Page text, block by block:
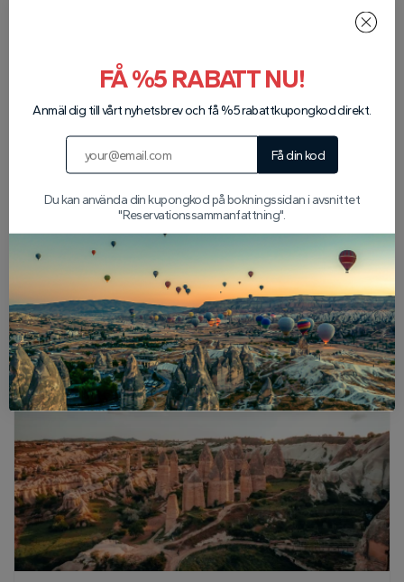
Populära artiklar om
Kappadokien
FÅ %5 RABATT NU!
Anmäl dig till vårt nyhetsbrev och få %5 rabattkupongkod direkt.
Få din kod
Du kan använda din kupongkod på bokningssidan i avsnittet
"Reservationssammanfattning".